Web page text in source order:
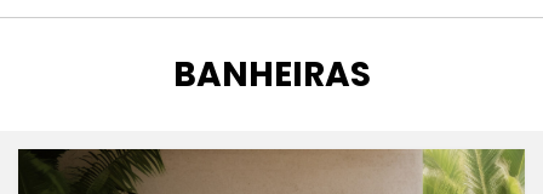
CATEGORY
:
BANHEIRAS